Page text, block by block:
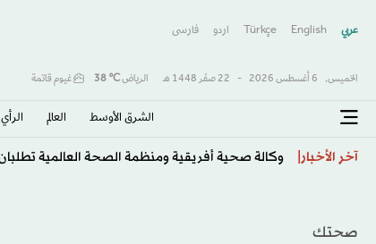
عربي English
Türkçe اردو فارسى
الخميس, 6 أغسطس 2026 - 22 صفَر 1448 هـ الرياض℃
38 غيوم قاتمة
الشرق الأوسط​ العالم الرأي
آخر الأخبار محمد صلاح يبدأ فصلاً جديداً في مسيرته الأسطورية
صحتك